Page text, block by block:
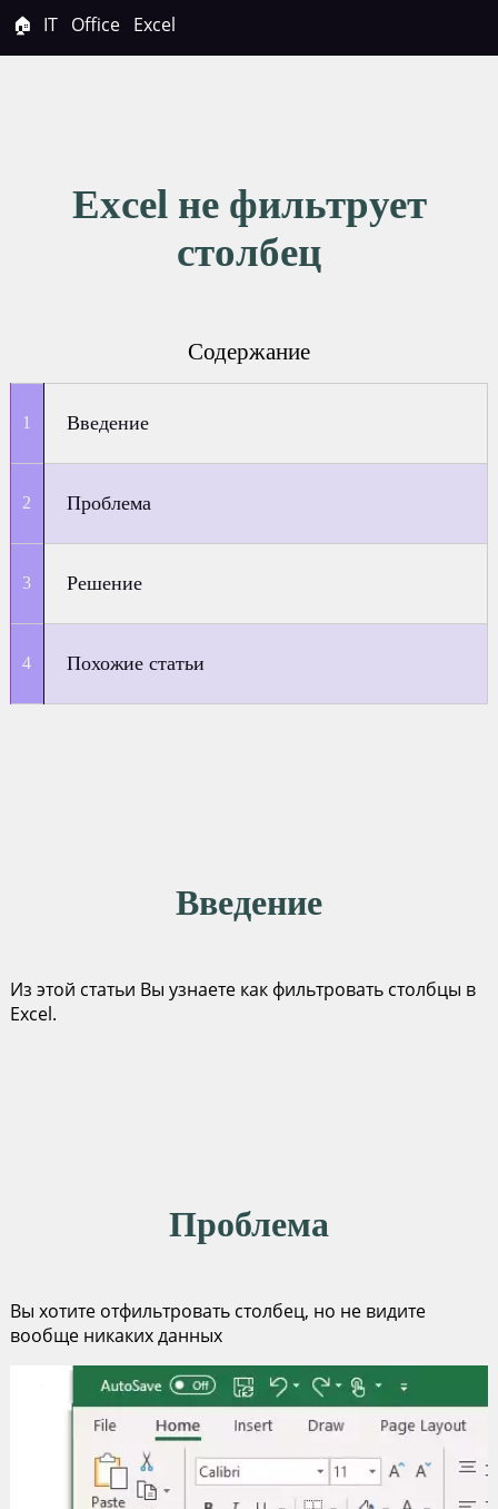
🏠 IT Office Excel
Excel не фильтрует
столбец
Содержание
Введение
Проблема
Решение
Похожие статьи
Введение
Из этой статьи Вы узнаете как фильтровать столбцы в
Excel.
Проблема
Вы хотите отфильтровать столбец, но не видите
вообще никаких данных